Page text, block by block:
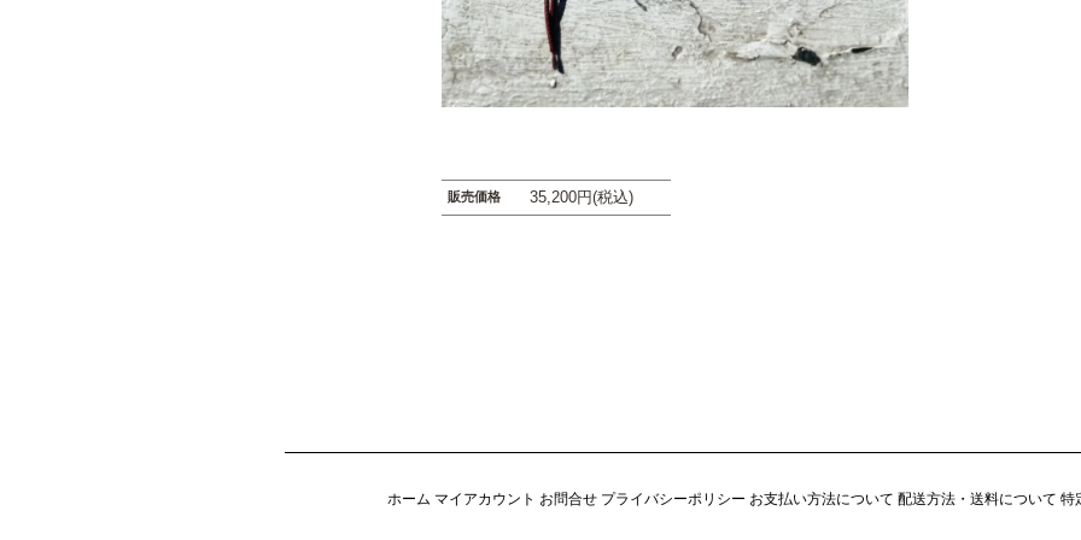
販売価格 35,200円(税込)
ホーム マイアカウント お問合せ プライバシーポリシー お支払い方法について 配送方法・送料について 特